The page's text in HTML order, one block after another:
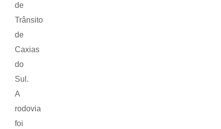
de
Trânsito
de
Caxias
do
Sul.
A
rodovia
foi